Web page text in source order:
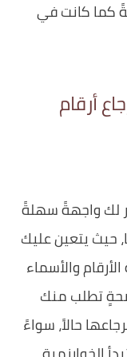
كما كانت في
أرقام
لك واجهةً سهلةً
حيث يتعين عليك
والأسماء
تطلب منك
حالاً، سواءً